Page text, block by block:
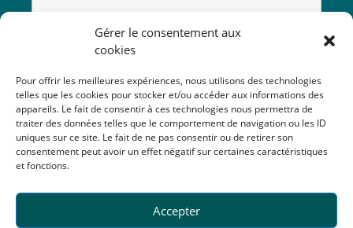
Gérer le consentement aux
cookies
Pour offrir les meilleures expériences, nous utilisons des technologies
telles que les cookies pour stocker et/ou accéder aux informations des
appareils. Le fait de consentir à ces technologies nous permettra de
traiter des données telles que le comportement de navigation ou les ID
uniques sur ce site. Le fait de ne pas consentir ou de retirer son
consentement peut avoir un effet négatif sur certaines caractéristiques
et fonctions.
Accepter